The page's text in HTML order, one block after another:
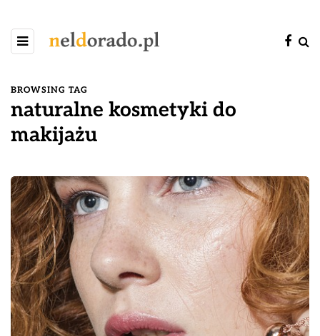
BROWSING TAG
naturalne kosmetyki do
makijażu